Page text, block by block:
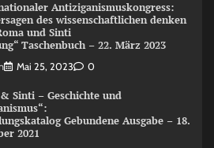
Antiziganismuskongress:
des wissenschaftlichen denken
und Sinti
Taschenbuch – 22. März 2023
Mai 25, 2023 0
Sinti – Geschichte und
Gebundene Ausgabe – 18.
2021